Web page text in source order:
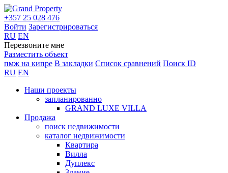
+357 25 028 476
Войти Зарегистрироваться
RU EN
Перезвоните мне
Разместить объект
пмж на кипре В закладки Список сравнений Поиск ID
RU EN
Наши проекты
запланированно
GRAND LUXE VILLA
Продажа
поиск недвижимости
каталог недвижимости
Квартира
Вилла
Дуплекс